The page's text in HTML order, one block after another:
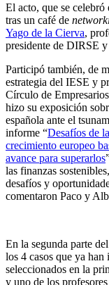
El acto, que se
tras un café de
Yago de la Cierva,
presidente de DIRSE
Participó también, de
estrategia del IESE y
Círculo de
hizo su exposición
española ante el
informe “Desafíos de
crecimiento europeo
avance para superarlos
las finanzas
desafíos y
comentaron Paco y
En la segunda parte
los 4 casos que ya
seleccionados en la
y uno de los